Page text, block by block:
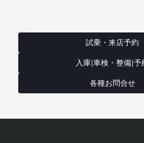
試乗・来店予約
入庫(車検・整備)予
各種お問合せ